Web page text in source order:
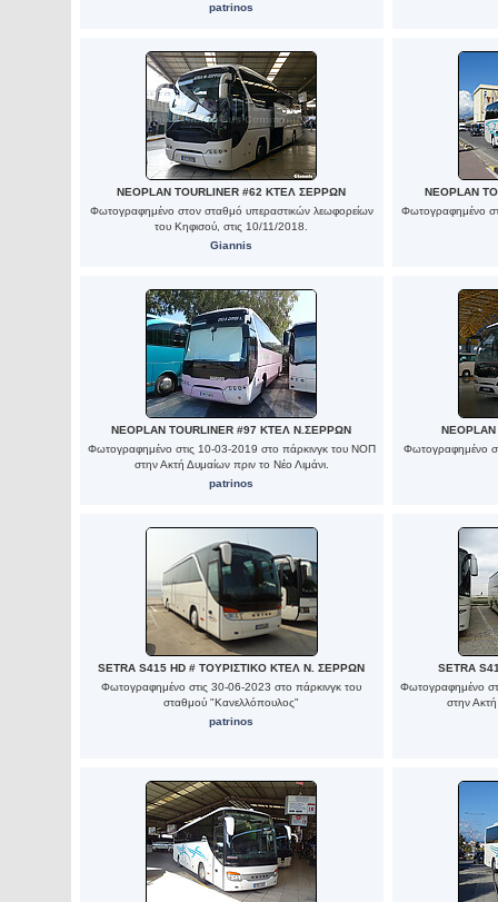
patrinos
NEOPLAN TOURLINER #62 ΚΤΕΛ ΣΕΡΡΩΝ
Φωτογραφημένο στον σταθμό υπεραστικών λεωφορείων
του Κηφισού, στις 10/11/2018.
Giannis
NEOPLAN
Φωτογραφημένο
NEOPLAN TOURLINER #97 ΚΤΕΛ Ν.ΣΕΡΡΩΝ
Φωτογραφημένο στις 10-03-2019 στο πάρκινγκ του ΝΟΠ
στην Ακτή Δυμαίων πριν το Νέο Λιμάνι.
patrinos
Φωτογραφημένο
SETRA S415 HD # ΤΟΥΡΙΣΤΙΚΟ ΚΤΕΛ Ν. ΣΕΡΡΩΝ
Φωτογραφημένο στις 30-06-2023 στο πάρκινγκ του
σταθμού "Κανελλόπουλος"
patrinos
SETRA
Φωτογραφημένο
στην